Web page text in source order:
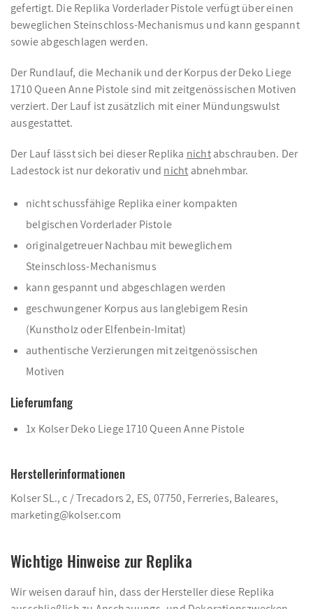
gefertigt. Die Replika Vorderlader Pistole verfügt über einen
beweglichen Steinschloss-Mechanismus und kann gespannt
sowie abgeschlagen werden.
Der Rundlauf, die Mechanik und der Korpus der Deko Liege
1710 Queen Anne Pistole sind mit zeitgenössischen Motiven
verziert. Der Lauf ist zusätzlich mit einer Mündungswulst
ausgestattet.
Der Lauf lässt sich bei dieser Replika nichtabschrauben. Der
Ladestock ist nur dekorativ und nicht abnehmbar.
nicht schussfähige Replika einer kompakten
belgischen Vorderlader Pistole
originalgetreuer Nachbau mit beweglichem
Steinschloss-Mechanismus
kann gespannt und abgeschlagen werden
geschwungener Korpus aus langlebigem Resin
(Kunstholz oder Elfenbein-Imitat)
authentische Verzierungen mit zeitgenössischen
Motiven
Lieferumfang
1x Kolser Deko Liege 1710 Queen Anne Pistole
Herstellerinformationen
Kolser SL., c / Trecadors 2, ES, 07750, Ferreries, Baleares,
marketing@kolser.com
Wichtige Hinweise zur Replika
Wir weisen darauf hin, dass der Hersteller diese Replika